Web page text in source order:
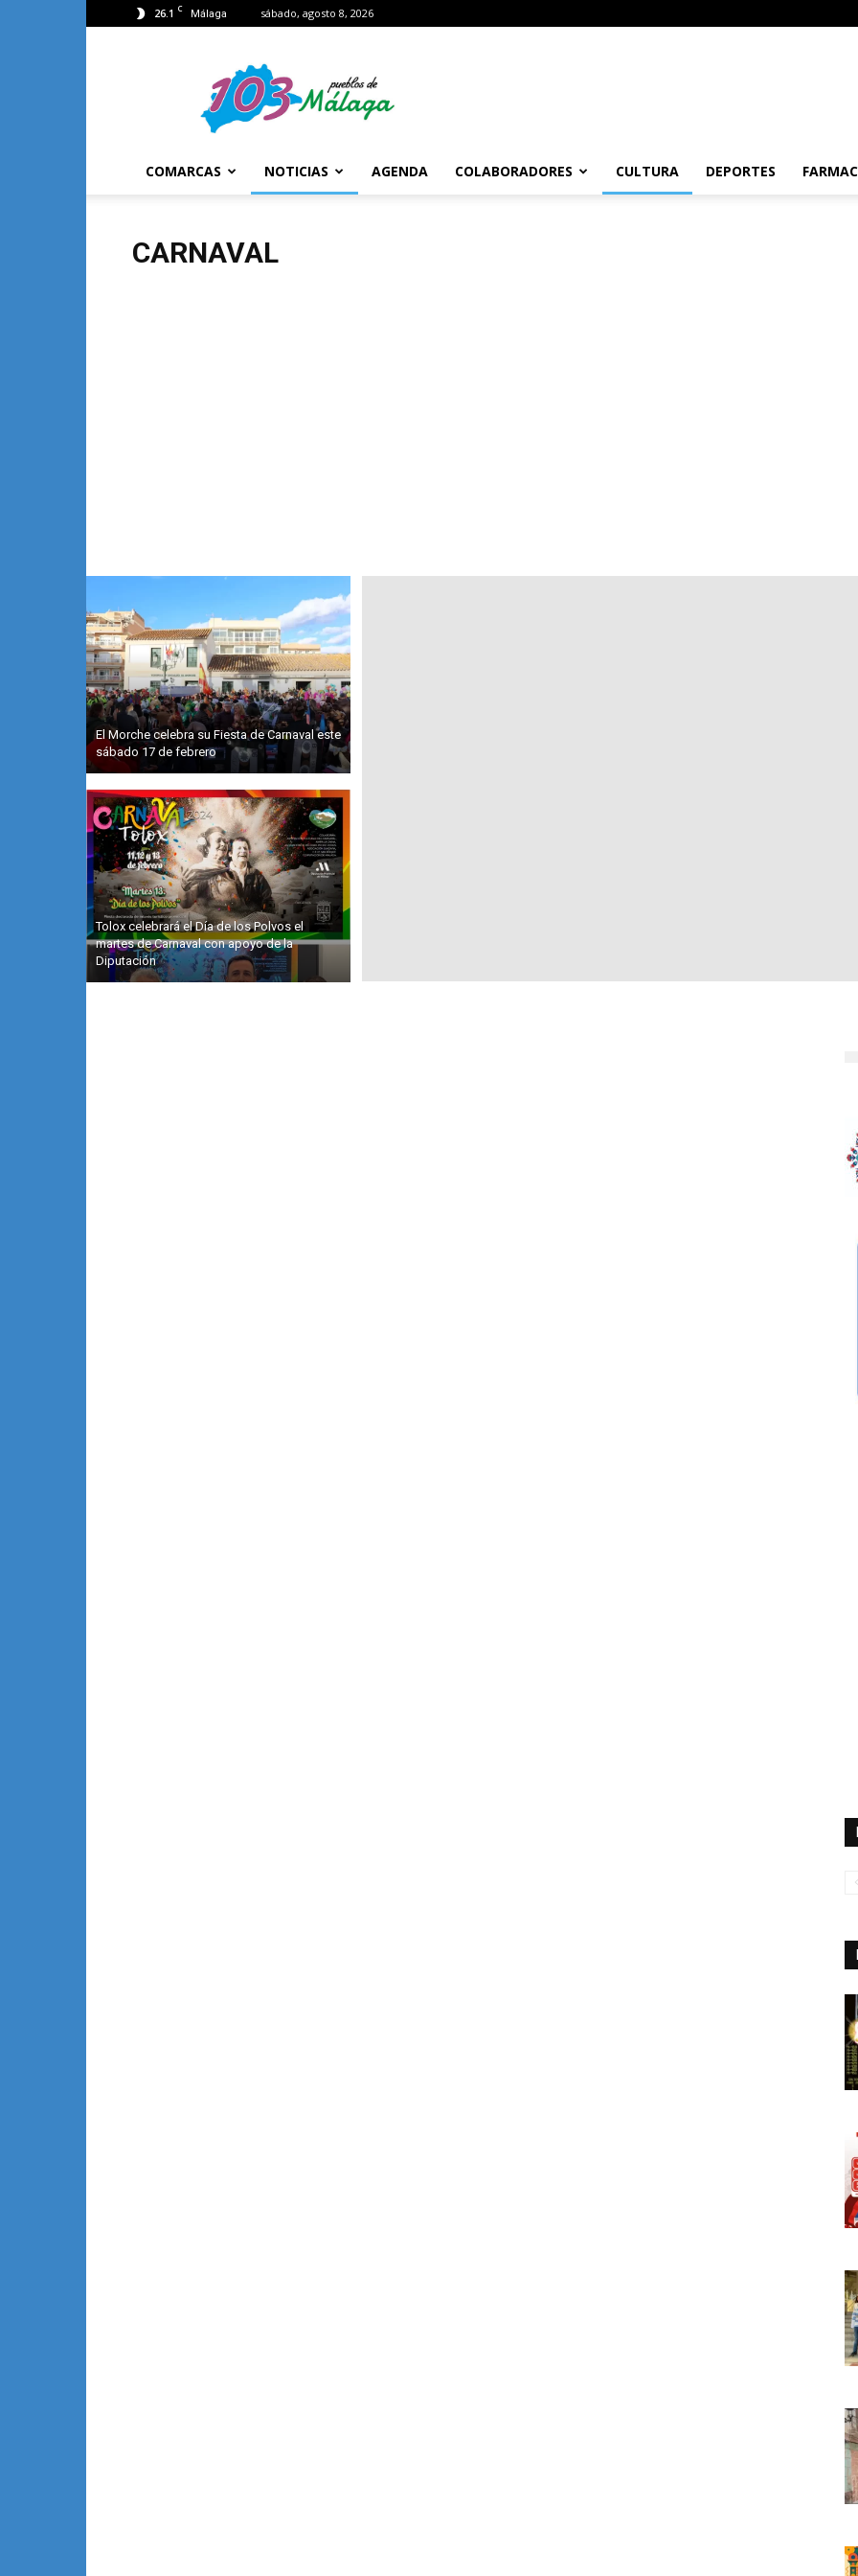
26.1 C Málaga sábado, agosto 8, 2026
Málaga
COMARCAS NOTICIAS AGENDA COLABORADORES CULTURA DEPORTES
CARNAVAL
El Morche celebra su Fiesta de Carnaval este
sábado 17 de febrero
Tolox celebrará el Día de los Polvos el
martes de Carnaval con apoyo de la
Diputación